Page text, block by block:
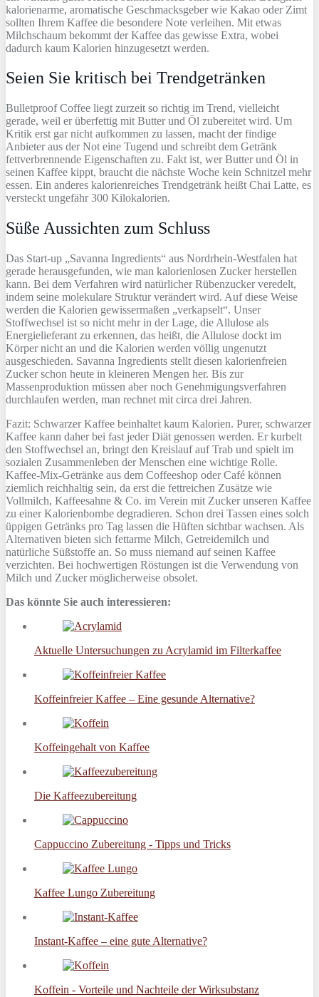
kalorienarme, aromatische Geschmacksgeber wie Kakao oder Zimt
sollten Ihrem Kaffee die besondere Note verleihen. Mit etwas
Milchschaum bekommt der Kaffee das gewisse Extra, wobei
dadurch kaum Kalorien hinzugesetzt werden.
Seien Sie kritisch bei Trendgetränken
Bulletproof Coffee liegt zurzeit so richtig im Trend, vielleicht
gerade, weil er überfettig mit Butter und Öl zubereitet wird. Um
Kritik erst gar nicht aufkommen zu lassen, macht der findige
Anbieter aus der Not eine Tugend und schreibt dem Getränk
fettverbrennende Eigenschaften zu. Fakt ist, wer Butter und Öl in
seinen Kaffee kippt, braucht die nächste Woche kein Schnitzel mehr
essen. Ein anderes kalorienreiches Trendgetränk heißt Chai Latte, es
versteckt ungefähr 300 Kilokalorien.
Süße Aussichten zum Schluss
Das Start-up „Savanna Ingredients“ aus Nordrhein-Westfalen hat
gerade herausgefunden, wie man kalorienlosen Zucker herstellen
kann. Bei dem Verfahren wird natürlicher Rübenzucker veredelt,
indem seine molekulare Struktur verändert wird. Auf diese Weise
werden die Kalorien gewissermaßen „verkapselt“. Unser
Stoffwechsel ist so nicht mehr in der Lage, die Allulose als
Energielieferant zu erkennen, das heißt, die Allulose dockt im
Körper nicht an und die Kalorien werden völlig ungenutzt
ausgeschieden. Savanna Ingredients stellt diesen kalorienfreien
Zucker schon heute in kleineren Mengen her. Bis zur
Massenproduktion müssen aber noch Genehmigungsverfahren
durchlaufen werden, man rechnet mit circa drei Jahren.
Fazit: Schwarzer Kaffee beinhaltet kaum Kalorien. Purer, schwarzer
Kaffee kann daher bei fast jeder Diät genossen werden. Er kurbelt
den Stoffwechsel an, bringt den Kreislauf auf Trab und spielt im
sozialen Zusammenleben der Menschen eine wichtige Rolle.
Kaffee-Mix-Getränke aus dem Coffeeshop oder Café können
ziemlich reichhaltig sein, da erst die fettreichen Zusätze wie
Vollmilch, Kaffeesahne & Co. im Verein mit Zucker unseren Kaffee
zu einer Kalorienbombe degradieren. Schon drei Tassen eines solch
üppigen Getränks pro Tag lassen die Hüften sichtbar wachsen. Als
Alternativen bieten sich fettarme Milch, Getreidemilch und
natürliche Süßstoffe an. So muss niemand auf seinen Kaffee
verzichten. Bei hochwertigen Röstungen ist die Verwendung von
Milch und Zucker möglicherweise obsolet.
Das könnte Sie auch interessieren:
Aktuelle Untersuchungen zu Acrylamid im Filterkaffee
Koffeinfreier Kaffee – Eine gesunde Alternative?
Koffeingehalt von Kaffee
Die Kaffeezubereitung
Cappuccino Zubereitung - Tipps und Tricks
Kaffee Lungo Zubereitung
Instant-Kaffee – eine gute Alternative?
Koffein - Vorteile und Nachteile der Wirksubstanz